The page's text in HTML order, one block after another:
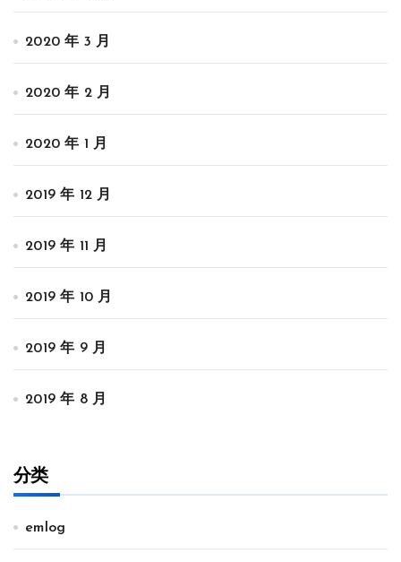
2020 年 3 月
2020 年 2 月
2020 年 1 月
2019 年 12 月
2019 年 11 月
2019 年 10 月
2019 年 9 月
2019 年 8 月
分类
emlog